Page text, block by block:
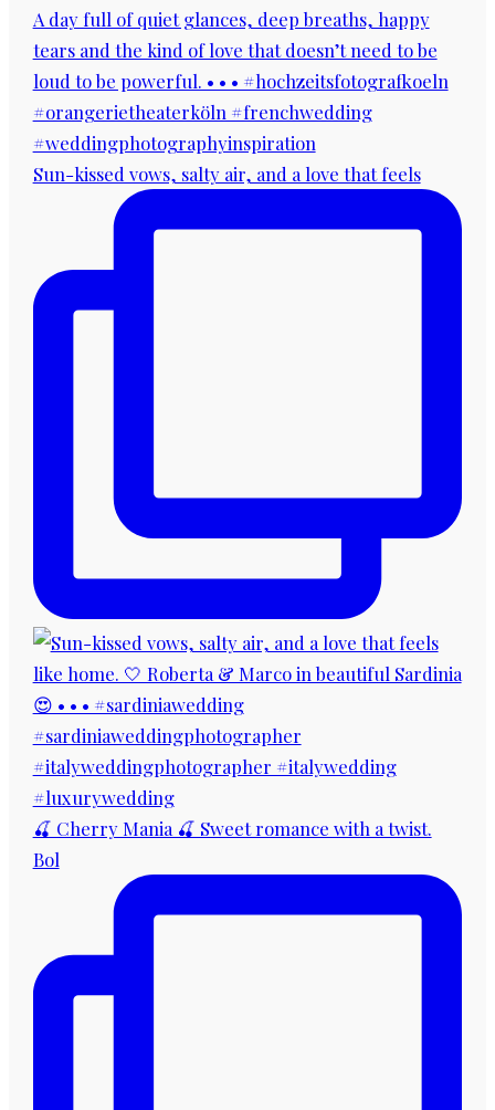
Sun-kissed vows, salty air, and a love that feels
🍒 Cherry Mania 🍒 Sweet romance with a twist.
Bol